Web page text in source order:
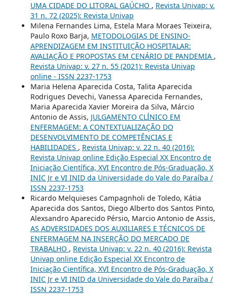
UMA CIDADE DO LITORAL GAÚCHO , Revista Univap: v.
31 n. 72 (2025): Revista Univap
Milena Fernandes Lima, Estela Mara Moraes Teixeira,
Paulo Roxo Barja, METODOLOGIAS DE ENSINO-
APRENDIZAGEM EM INSTITUIÇÃO HOSPITALAR:
AVALIAÇÃO E PROPOSTAS EM CENÁRIO DE PANDEMIA ,
Revista Univap: v. 27 n. 55 (2021): Revista Univap
online - ISSN 2237-1753
Maria Helena Aparecida Costa, Talita Aparecida
Rodrigues Devechi, Vanessa Aparecida Fernandes,
Maria Aparecida Xavier Moreira da Silva, Márcio
Antonio de Assis, JULGAMENTO CLÍNICO EM
ENFERMAGEM: A CONTEXTUALIZAÇÃO DO
DESENVOLVIMENTO DE COMPETÊNCIAS E
HABILIDADES , Revista Univap: v. 22 n. 40 (2016):
Revista Univap online Edição Especial XX Encontro de
Iniciação Científica, XVI Encontro de Pós-Graduação, X
INIC Jr e VI INID da Universidade do Vale do Paraíba /
ISSN 2237-1753
Ricardo Melquieses Campagnholi de Toledo, Kátia
Aparecida dos Santos, Diego Alberto dos Santos Pinto,
Alexsandro Aparecido Pérsio, Marcio Antonio de Assis,
AS ADVERSIDADES DOS AUXILIARES E TÉCNICOS DE
ENFERMAGEM NA INSERÇÃO DO MERCADO DE
TRABALHO , Revista Univap: v. 22 n. 40 (2016): Revista
Univap online Edição Especial XX Encontro de
Iniciação Científica, XVI Encontro de Pós-Graduação, X
INIC Jr e VI INID da Universidade do Vale do Paraíba /
ISSN 2237-1753